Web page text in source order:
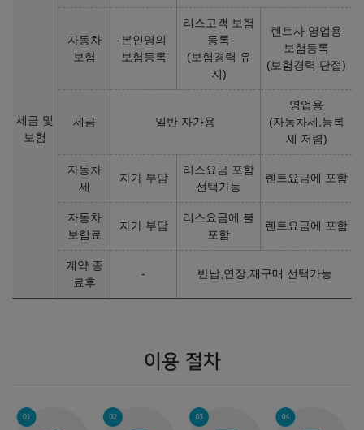
세금 및
보험
자동차
보험
본인명의
보험등록
리스고객 보험
등록
(보험경력 유
지)
렌트사 영업용
보험등록
(보험경력 단절)
세금 일반 자가용
영업용
(자동차세,등록
세 저렴)
자동차
세
자가 부담
리스요금 포함
선택가능
렌트요금에 포함
자동차
보험료
자가 부담
리스요금에 불
포함
렌트요금에 포함
계약 종
료후
- 반납,연장,재구매 선택가능
이용 절차
2025년형 가솔린 3.5 터보 BLACK (실효세율 조정)
129,440,000원
4인승 AWD + 퍼스트 클래스
VIP 시트
132,840,000원
2025년형 가솔린 3.5 터보 48V 일렉트릭 슈퍼차저 BLACK (실
효세율 조정)
5인승 AWD - 스탠다드 시트
휘발유 8.2㎞/ℓ
135,640,000
4인승 AWD - 퍼스트 클래스
VIP 시트
휘발유 8.2㎞/ℓ
139,040,000원
5인승 AWD - 스탠다드 시트
휘발유 8.0
174,980,000
휘발유 8.0
178,880,000